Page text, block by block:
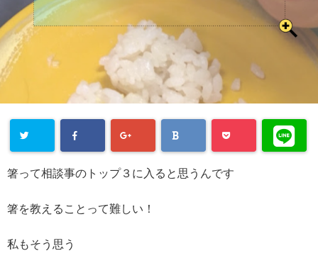
箸って相談事のトップ３に入ると思うんです
箸を教えることって難しい！
私もそう思う